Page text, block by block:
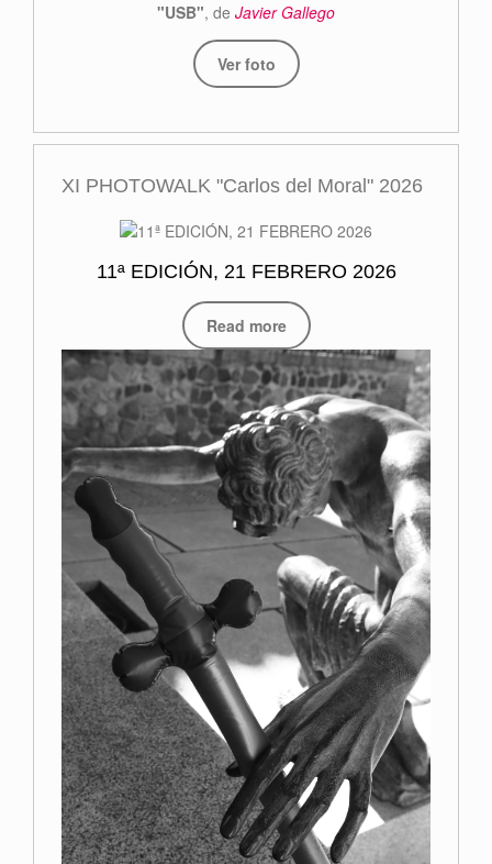
"USB", de Javier Gallego
Ver foto
XI PHOTOWALK "Carlos del Moral" 2026
11ª EDICIÓN, 21 FEBRERO 2026
Read more